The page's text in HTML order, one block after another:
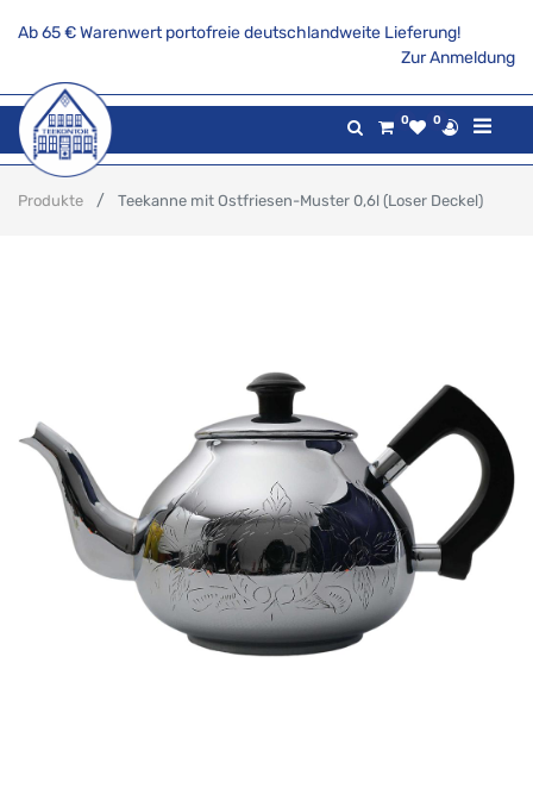
Ab 65 € Warenwert portofreie deutschlandweite Lieferung!
Zur Anmeldung
0 0
Produkte Teekanne mit Ostfriesen-Muster 0,6l (Loser Deckel)